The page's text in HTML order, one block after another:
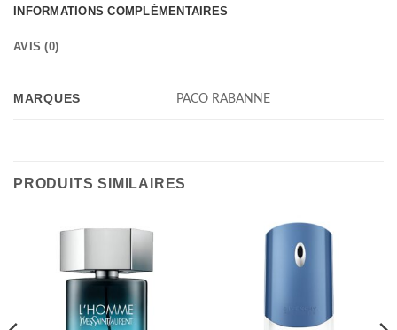
INFORMATIONS COMPLÉMENTAIRES
AVIS (0)
MARQUES PACO RABANNE
PRODUITS SIMILAIRES